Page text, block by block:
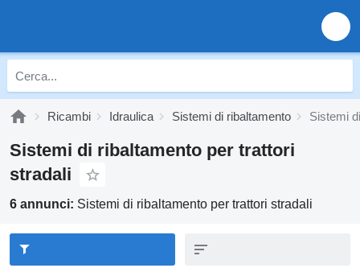
Ricambi Idraulica Sistemi di ribaltamento Sistemi
Sistemi di ribaltamento per trattori
stradali
6 annunci: Sistemi di ribaltamento per trattori stradali